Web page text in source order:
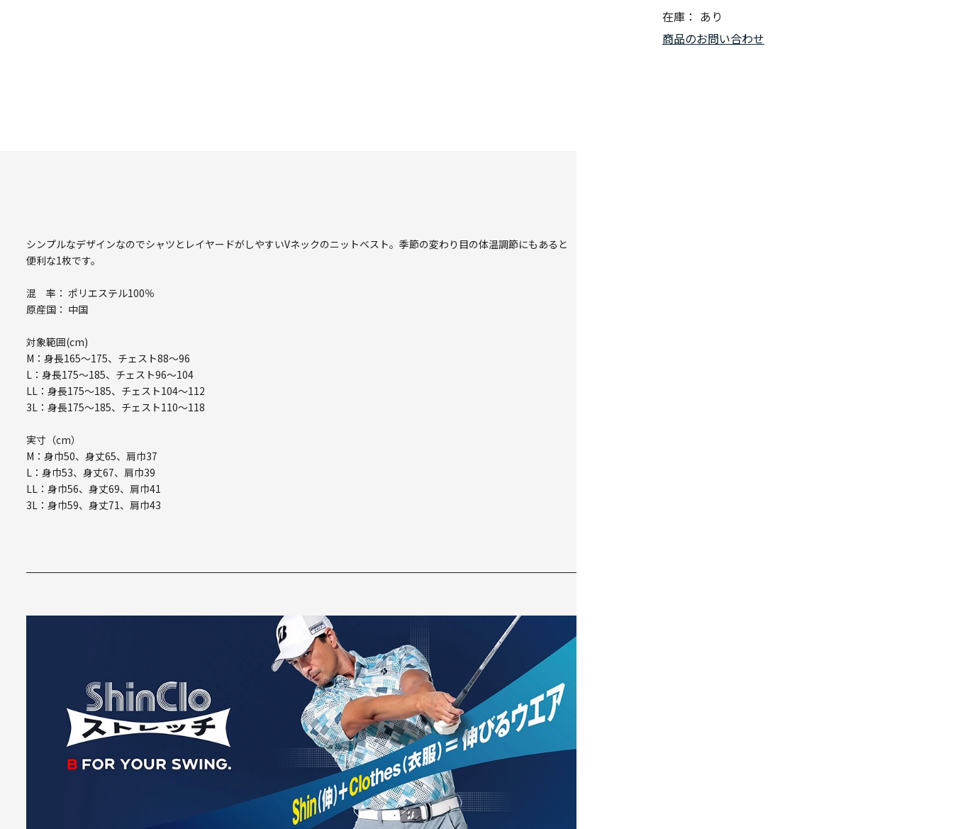
在庫： あり
商品のお問い合わせ
シンプルなデザインなのでシャツとレイヤードがしやすいVネックのニットベスト。季節の変わり目の体温調節にもあると
便利な1枚です。
混 率： ポリエステル100％
原産国： 中国
対象範囲(cm)
M：身長165～175、チェスト88～96
L：身長175～185、チェスト96～104
LL：身長175～185、チェスト104～112
3L：身長175～185、チェスト110～118
実寸（cm）
M：身巾50、身丈65、肩巾37
L：身巾53、身丈67、肩巾39
LL：身巾56、身丈69、肩巾41
3L：身巾59、身丈71、肩巾43